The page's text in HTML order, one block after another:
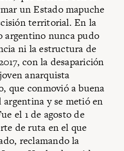
un Estado mapuche
territorial. En la
argentino nunca pudo
ni la estructura de
con la desaparición
anarquista
que conmovió a buena
y se metió en
el 1 de agosto de
de ruta en el que
reclamando la